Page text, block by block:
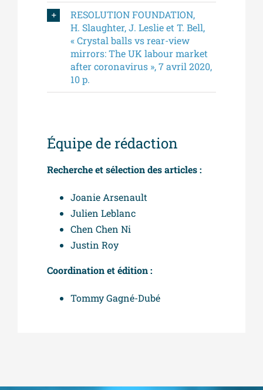
RESOLUTION FOUNDATION,
H. Slaughter, J. Leslie et T. Bell,
« Crystal balls vs rear-view
mirrors: The UK labour market
after coronavirus », 7 avril 2020,
10 p.
Équipe de rédaction
Recherche et sélection des articles :
Joanie Arsenault
Julien Leblanc
Chen Chen Ni
Justin Roy
Coordination et édition :
Tommy Gagné-Dubé